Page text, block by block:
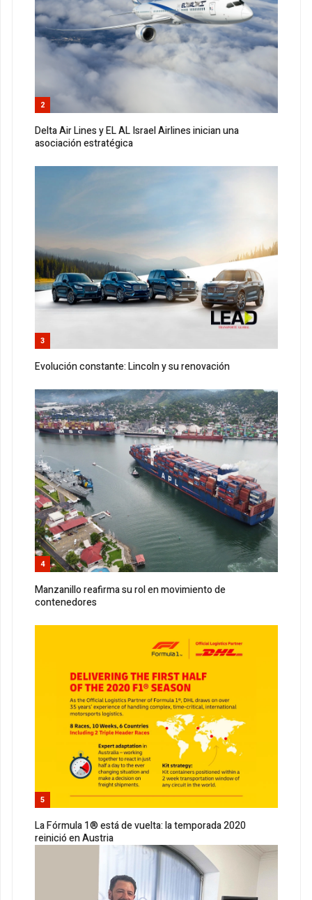
2
Delta Air Lines y EL AL Israel Airlines inician una
asociación estratégica
3
Evolución constante: Lincoln y su renovación
4
Manzanillo reafirma su rol en movimiento de
contenedores
5
La Fórmula 1® está de vuelta: la temporada 2020
reinició en Austria